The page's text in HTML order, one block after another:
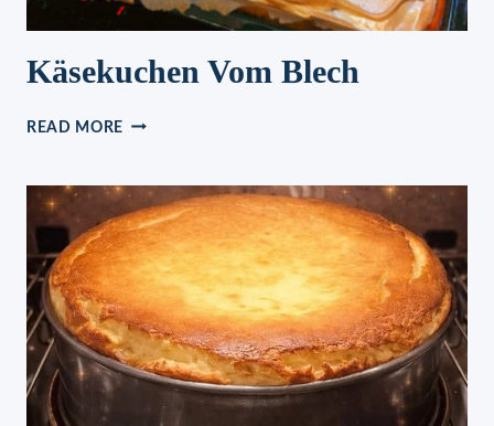
Käsekuchen Vom Blech
READ MORE KÄSEKUCHEN